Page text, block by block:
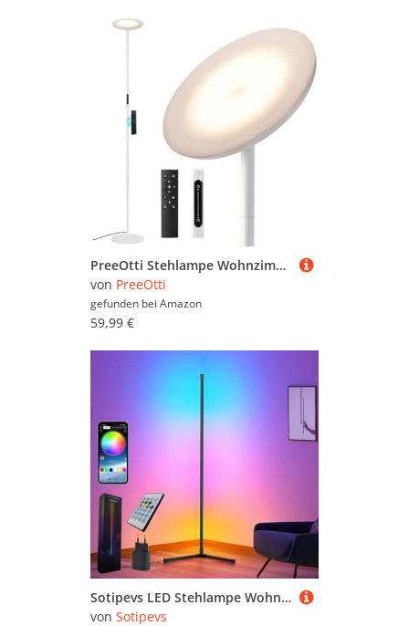
PreeOtti Stehlampe Wohnzimmer LED, 36W, Moderne Stehleuchte mit Fernbedienung & Touch-Steuerung, 3 Farbtemperaturen, Stufenlos Dimmbar, Leselampe Stehlampe für Wohnzimmer Schlafzimmer Büro(Weiß)
von PreeOtti
gefunden bei Amazon
59,99 €
Sotipevs LED Stehlampe Wohnzimmer, 153cm Standleuchte Dimmbar, Musik Sync, DIY-Modus, Ecklampe RGB mit Fernbedienung und APP, Stehleuchte für Wohnzimmer Schlafzimmer Gaming-Raum
von Sotipevs